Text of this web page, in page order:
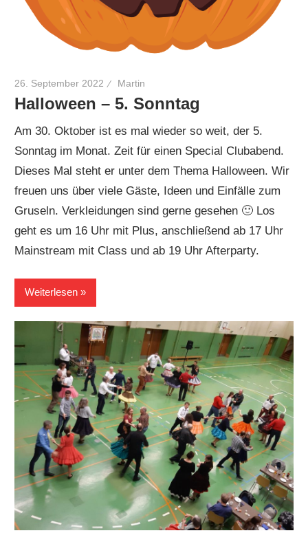
26. September 2022 Martin
Halloween – 5. Sonntag
Am 30. Oktober ist es mal wieder so weit, der 5.
Sonntag im Monat. Zeit für einen Special Clubabend.
Dieses Mal steht er unter dem Thema Halloween. Wir
freuen uns über viele Gäste, Ideen und Einfälle zum
Gruseln. Verkleidungen sind gerne gesehen 🙂 Los
geht es um 16 Uhr mit Plus, anschließend ab 17 Uhr
Mainstream mit Class und ab 19 Uhr Afterparty.
Weiterlesen